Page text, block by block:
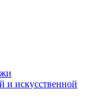
и искусственной